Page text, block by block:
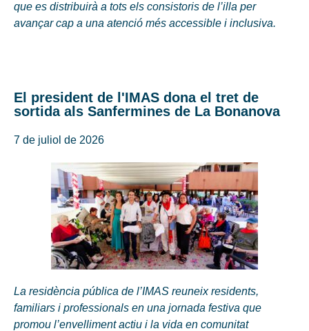
que es distribuirà a tots els consistoris de l’illa per
avançar cap a una atenció més accessible i inclusiva.
El president de l'IMAS dona el tret de
sortida als Sanfermines de La Bonanova
7 de juliol de 2026
La residència pública de l’IMAS reuneix residents,
familiars i professionals en una jornada festiva que
promou l’envelliment actiu i la vida en comunitat